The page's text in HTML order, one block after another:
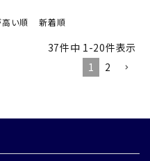
い順 新着順
37件中 1-20件表示
1
2